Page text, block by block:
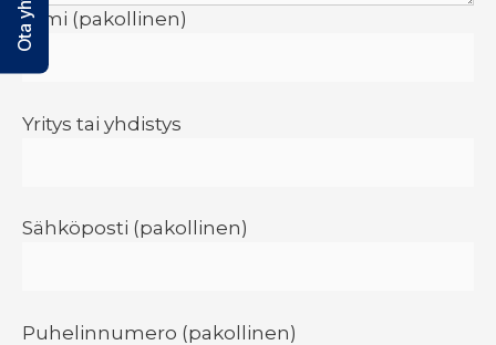
Nimi (pakollinen)
Yritys tai yhdistys
Sähköposti (pakollinen)
Puhelinnumero (pakollinen)